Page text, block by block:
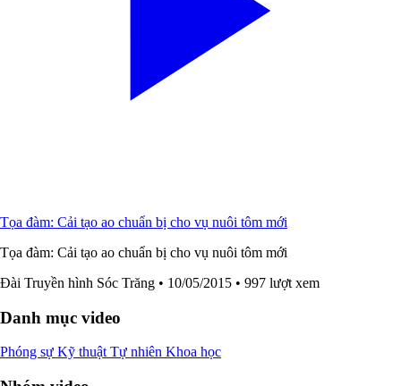
Tọa đàm: Cải tạo ao chuẩn bị cho vụ nuôi tôm mới
Tọa đàm: Cải tạo ao chuẩn bị cho vụ nuôi tôm mới
Đài Truyền hình Sóc Trăng • 10/05/2015 • 997 lượt xem
Danh mục video
Phóng sự Kỹ thuật Tự nhiên Khoa học